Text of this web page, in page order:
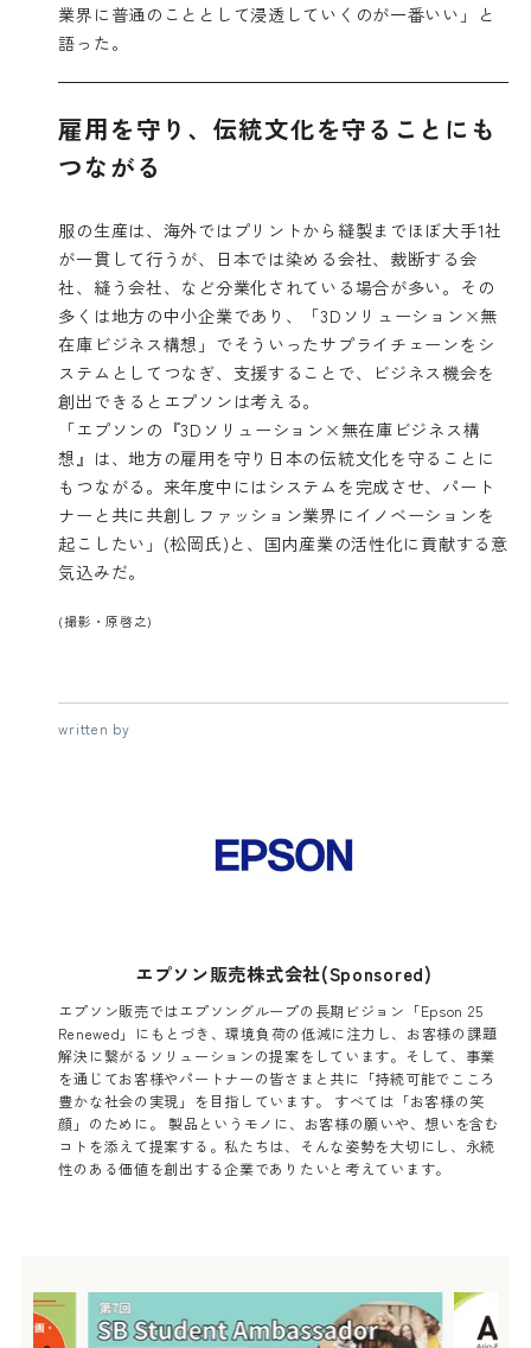
業界に普通のこととして浸透していくのが一番いい」と
語った。
雇用を守り、伝統文化を守ることにも
つながる
服の生産は、海外ではプリントから縫製までほぼ大手1社
が一貫して行うが、日本では染める会社、裁断する会
社、縫う会社、など分業化されている場合が多い。その
多くは地方の中小企業であり、「3Dソリューション×無
在庫ビジネス構想」でそういったサプライチェーンをシ
ステムとしてつなぎ、支援することで、ビジネス機会を
創出できるとエプソンは考える。
「エプソンの『3Dソリューション×無在庫ビジネス構
想』は、地方の雇用を守り日本の伝統文化を守ることに
もつながる。来年度中にはシステムを完成させ、パート
ナーと共に共創しファッション業界にイノベーションを
起こしたい」(松岡氏)と、国内産業の活性化に貢献する意
気込みだ。
(撮影・原啓之)
written by
エプソン販売株式会社(Sponsored)
エプソン販売ではエプソングループの長期ビジョン「Epson 25
Renewed」にもとづき、環境負荷の低減に注力し、お客様の課題
解決に繋がるソリューションの提案をしています。そして、事業
を通じてお客様やパートナーの皆さまと共に「持続可能でこころ
豊かな社会の実現」を目指しています。 すべては「お客様の笑
顔」のために。 製品というモノに、お客様の願いや、想いを含む
コトを添えて提案する。私たちは、そんな姿勢を大切にし、永続
性のある価値を創出する企業でありたいと考えています。